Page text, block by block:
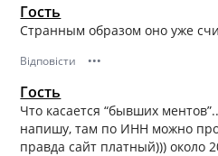
Гость
Странным образом оно уже
Відповісти •••
Гость
Что касается “бывших
напишу, там по ИНН можно
правда сайт платный))) около